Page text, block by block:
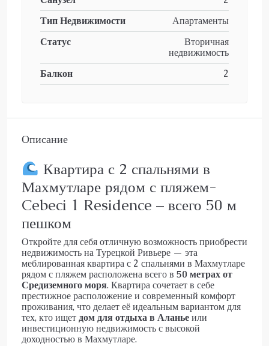
Тип Недвижимости
Апартаменты
Статус
Вторичная
недвижимость
Балкон
2
Описание
Квартира с 2 спальнями в
Махмутларе рядом с пляжем-
Cebeci 1 Residence – всего 50 м
пешком
Откройте для себя отличную возможность приобрести
недвижимость на Турецкой Ривьере — эта
меблированная квартира с 2 спальнями в Махмутларе
рядом с пляжем расположена всего в 50 метрах от
Средиземного моря. Квартира сочетает в себе
престижное расположение и современный комфорт
проживания, что делает её идеальным вариантом для
тех, кто ищетдом для отдыха в Аланьеили
инвестиционную недвижимость с высокой
доходностью в Махмутларе.